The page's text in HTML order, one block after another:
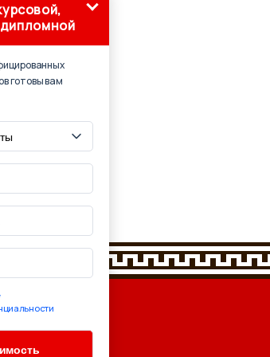
готовы вам